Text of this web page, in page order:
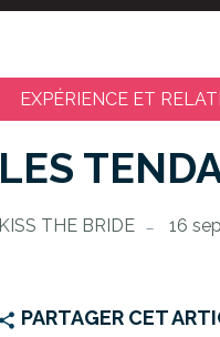
EXPÉRIENCE ET
LES
KISS THE BRIDE 16
PARTAGER CET